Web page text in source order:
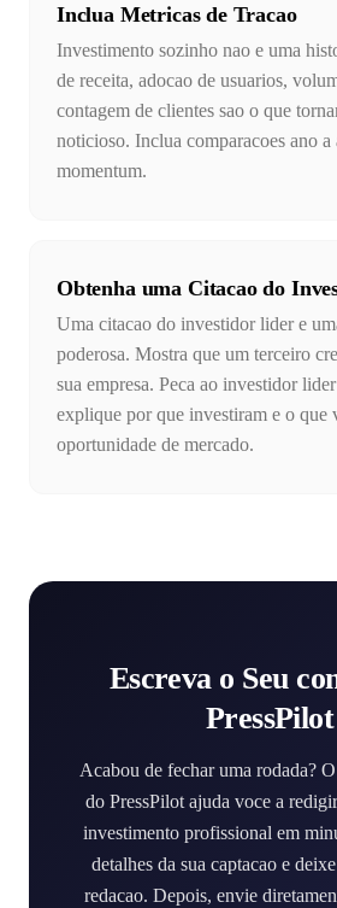
Inclua Metricas de Tracao
Investimento sozinho nao e uma
de receita, adocao de usuarios,
contagem de clientes sao o que
noticioso. Inclua comparacoes ano a
momentum.
Obtenha uma Citacao do
Uma citacao do investidor lider e
poderosa. Mostra que um terceiro
sua empresa. Peca ao investidor
explique por que investiram e o que
oportunidade de mercado.
Escreva o Seu
PressPilot
Acabou de fechar uma rodada?
do PressPilot ajuda voce a
investimento profissional em
detalhes da sua captacao e
redacao. Depois, envie